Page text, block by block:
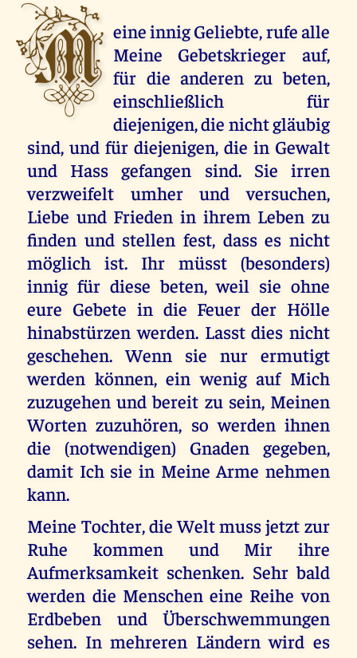
M eine innig Geliebte, rufe alle
Meine Gebetskrieger auf,
für die anderen zu beten,
einschließlich für
diejenigen, die nicht gläubig
sind, und für diejenigen, die in Gewalt
und Hass gefangen sind. Sie irren
verzweifelt umher und versuchen,
Liebe und Frieden in ihrem Leben zu
finden und stellen fest, dass es nicht
möglich ist. Ihr müsst (besonders)
innig für diese beten, weil sie ohne
eure Gebete in die Feuer der Hölle
hinabstürzen werden. Lasst dies nicht
geschehen. Wenn sie nur ermutigt
werden können, ein wenig auf Mich
zuzugehen und bereit zu sein, Meinen
Worten zuzuhören, so werden ihnen
die (notwendigen) Gnaden gegeben,
damit Ich sie in Meine Arme nehmen
kann.
Meine Tochter, die Welt muss jetzt zur
Ruhe kommen und Mir ihre
Aufmerksamkeit schenken. Sehr bald
werden die Menschen eine Reihe von
Erdbeben und Überschwemmungen
sehen. In mehreren Ländern wird es